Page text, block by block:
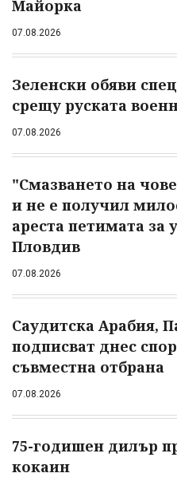
Майорка
07.08.2026
Зеленски обяви
срещу руската
07.08.2026
"Смазването на
и не е получил
ареста петимата за
Пловдив
07.08.2026
Саудитска Арабия,
подписват днес
съвместна отбрана
07.08.2026
75-годишен дилър
кокаин